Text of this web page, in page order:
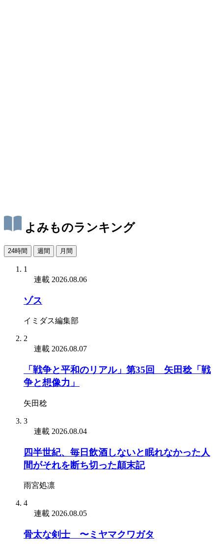
よみものランキング
24時間 週間 月間
1
連載 2026.08.06
ゾス
イミダス編集部
2
連載 2026.08.07
「戦争と平和のリアル」第35回 矢田稔「戦
争と想像力」
矢田稔
3
連載 2026.08.04
四半世紀、毎日飲酒しないと眠れなかった人
間がそれを断ち切った顛末記
雨宮処凛
4
連載 2026.08.05
骨太な剣士 〜ミヤマクワガタ